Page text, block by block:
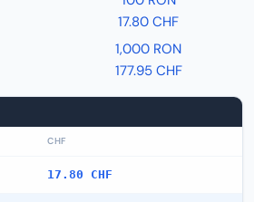
17.80 CHF
1,000 RON
177.95 CHF
CHF
17.80 CHF